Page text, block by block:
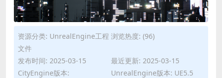
资源分类: UnrealEngine工程
文件
浏览热度: (96)
发布时间: 2025-03-15
最近更新: 2025-03-15
CityEngine版本:
UnrealEngine版本: UE5.5